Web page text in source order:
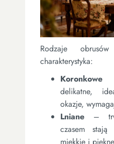
Rodzaje
charakterystyka:
Koronkowe
delikatne,
okazje,
Lniane –
czasem